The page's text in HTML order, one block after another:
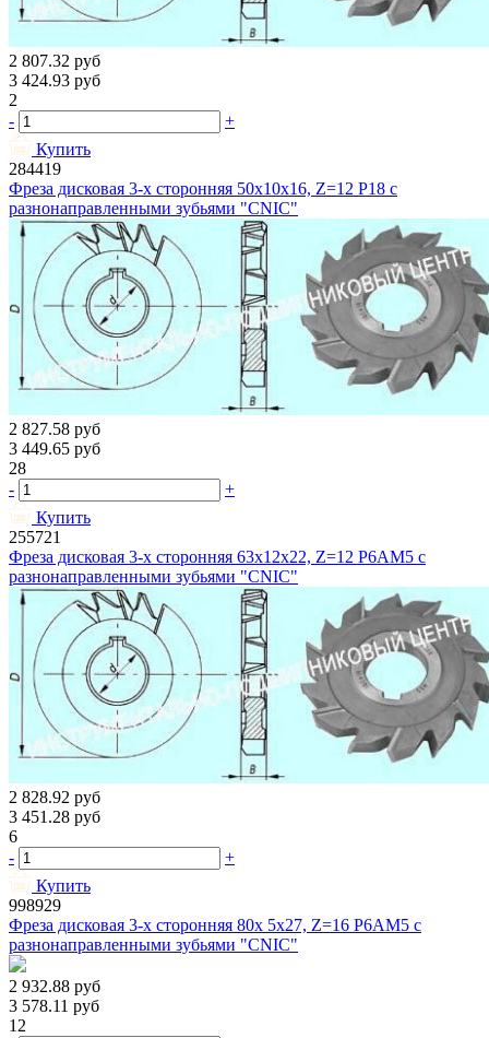
2 807.32 руб
3 424.93 руб
2
-
+
Купить
284419
Фреза дисковая 3-х сторонняя 50х10х16, Z=12 Р18 с
разнонаправленными зубьями "CNIC"
2 827.58 руб
3 449.65 руб
28
-
+
Купить
255721
Фреза дисковая 3-х сторонняя 63х12х22, Z=12 Р6АМ5 с
разнонаправленными зубьями "CNIC"
2 828.92 руб
3 451.28 руб
6
-
+
Купить
998929
Фреза дисковая 3-х сторонняя 80х 5х27, Z=16 Р6АМ5 с
разнонаправленными зубьями "CNIC"
2 932.88 руб
3 578.11 руб
12